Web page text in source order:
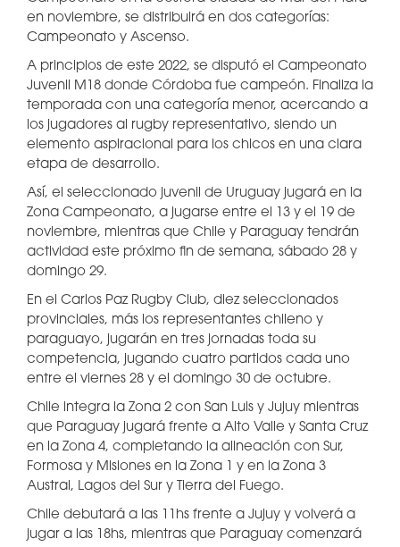
en noviembre, se distribuirá en dos categorías:
Campeonato y Ascenso.
A principios de este 2022, se disputó el Campeonato
Juvenil M18 donde Córdoba fue campeón. Finaliza la
temporada con una categoría menor, acercando a
los jugadores al rugby representativo, siendo un
elemento aspiracional para los chicos en una clara
etapa de desarrollo.
Así, el seleccionado juvenil de Uruguay jugará en la
Zona Campeonato, a jugarse entre el 13 y el 19 de
noviembre, mientras que Chile y Paraguay tendrán
actividad este próximo fin de semana, sábado 28 y
domingo 29.
En el Carlos Paz Rugby Club, diez seleccionados
provinciales, más los representantes chileno y
paraguayo, jugarán en tres jornadas toda su
competencia, jugando cuatro partidos cada uno
entre el viernes 28 y el domingo 30 de octubre.
Chile integra la Zona 2 con San Luis y Jujuy mientras
que Paraguay jugará frente a Alto Valle y Santa Cruz
en la Zona 4, completando la alineación con Sur,
Formosa y Misiones en la Zona 1 y en la Zona 3
Austral, Lagos del Sur y Tierra del Fuego.
Chile debutará a las 11hs frente a Jujuy y volverá a
jugar a las 18hs, mientras que Paraguay comenzará